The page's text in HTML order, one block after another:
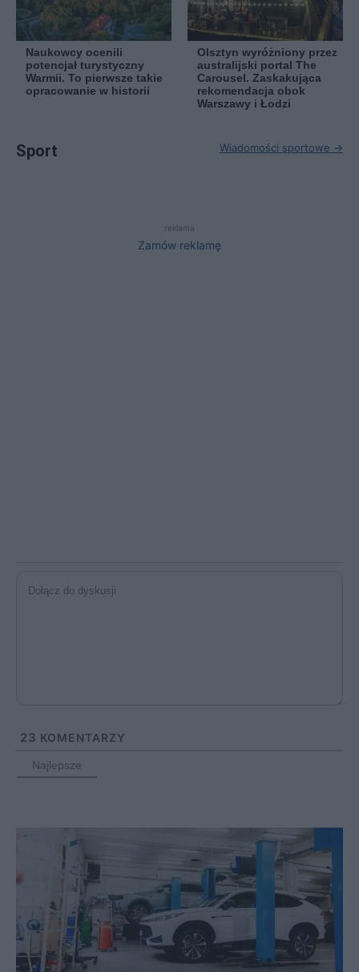
Naukowcy ocenili
potencjał turystyczny
Warmii. To pierwsze takie
opracowanie w historii
Olsztyn wyróżniony przez
australijski portal The
Carousel. Zaskakująca
rekomendacja obok
Warszawy i Łodzi
Sport Wiadomości sportowe →
reklama
Zamów reklamę
23 KOMENTARZY
Najlepsze